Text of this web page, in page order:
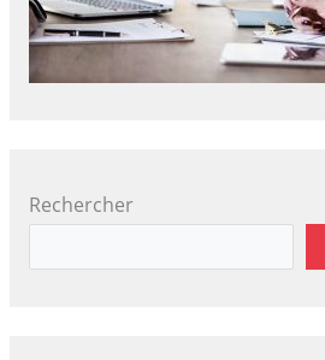
Rechercher